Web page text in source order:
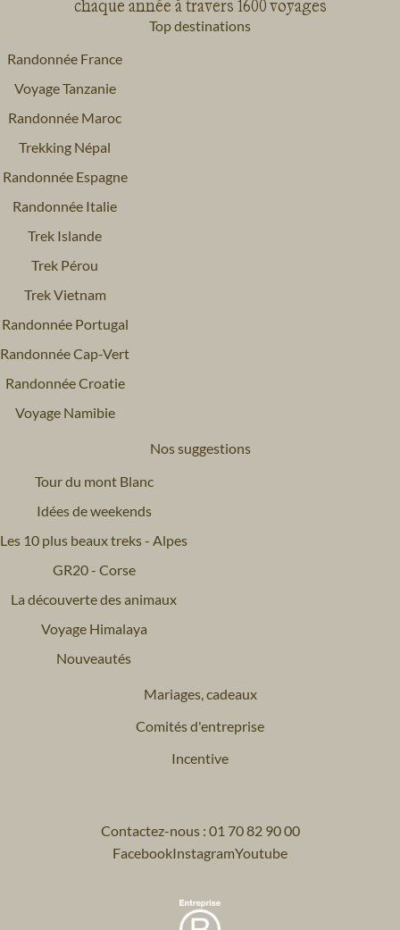
chaque année à travers 1600 voyages
Top destinations
Randonnée France
Voyage Tanzanie
Randonnée Maroc
Trekking Népal
Randonnée Espagne
Randonnée Italie
Trek Islande
Trek Pérou
Trek Vietnam
Randonnée Portugal
Randonnée Cap-Vert
Randonnée Croatie
Voyage Namibie
Nos suggestions
Tour du mont Blanc
Idées de weekends
Les 10 plus beaux treks - Alpes
GR20 - Corse
La découverte des animaux
Voyage Himalaya
Nouveautés
Mariages, cadeaux
Comités d'entreprise
Incentive
Contactez-nous : 01 70 82 90 00
FacebookInstagramYoutube